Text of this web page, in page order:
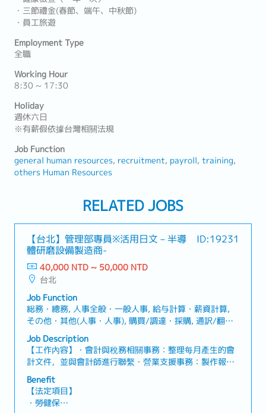
・三節禮金(春節、端午、中秋節)
・員工旅遊
Employment Type
全職
Working Hour
8:30 ~ 17:30
Holiday
週休六日
※有薪假依據台灣相關法規
Job Function
general human resources recruitment payroll training
others Human Resources
RELATED JOBS
【台北】管理部專員※活用日文－半導
體研磨設備製造商-
ID:19231
40,000 NTD ~ 50,000 NTD
台北
Job Function
総務・總務, 人事全般・一般人事, 給与計算・薪資計算,
その他・其他(人事・人事), 購買/調達・採購, 通訳/翻
訳・口譯/翻譯, セールスコーディネーター/事務/受付・
業務/內勤/窗口
Job Description
【工作內容】・會計與稅務相關事務：整理每月產生的會
計文件，並與會計師進行聯繫・營業支援事務：製作報價
單與發票・人事／勞務管理：薪資計算，以及勞工保險、
健康保險等相關手續業務・總務／物品管理：公司內部物
品管理與整理，作為事務局進行整體管理業務・現場口譯
業務：在工程師不會說日語時，前往客戶現場提供口譯服
Benefit
【法定項目】
・勞健保